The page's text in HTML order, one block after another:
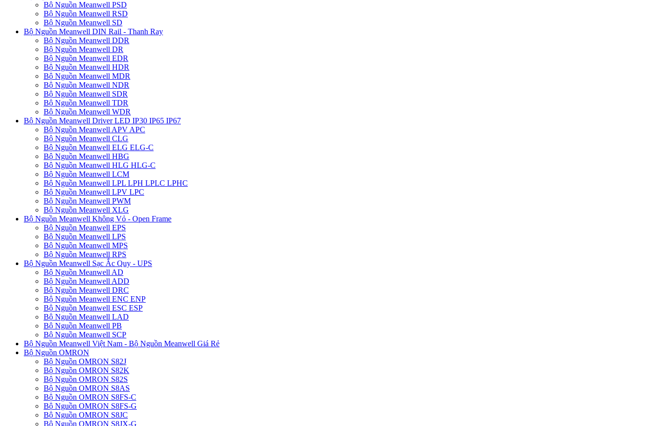
Bộ Nguồn Meanwell PSD
Bộ Nguồn Meanwell RSD
Bộ Nguồn Meanwell SD
Bộ Nguồn Meanwell DIN Rail - Thanh Ray
Bộ Nguồn Meanwell DDR
Bộ Nguồn Meanwell DR
Bộ Nguồn Meanwell EDR
Bộ Nguồn Meanwell HDR
Bộ Nguồn Meanwell MDR
Bộ Nguồn Meanwell NDR
Bộ Nguồn Meanwell SDR
Bộ Nguồn Meanwell TDR
Bộ Nguồn Meanwell WDR
Bộ Nguồn Meanwell Driver LED IP30 IP65 IP67
Bộ Nguồn Meanwell APV APC
Bộ Nguồn Meanwell CLG
Bộ Nguồn Meanwell ELG ELG-C
Bộ Nguồn Meanwell HBG
Bộ Nguồn Meanwell HLG HLG-C
Bộ Nguồn Meanwell LCM
Bộ Nguồn Meanwell LPL LPH LPLC LPHC
Bộ Nguồn Meanwell LPV LPC
Bộ Nguồn Meanwell PWM
Bộ Nguồn Meanwell XLG
Bộ Nguồn Meanwell Không Vỏ - Open Frame
Bộ Nguồn Meanwell EPS
Bộ Nguồn Meanwell LPS
Bộ Nguồn Meanwell MPS
Bộ Nguồn Meanwell RPS
Bộ Nguồn Meanwell Sạc Ắc Quy - UPS
Bộ Nguồn Meanwell AD
Bộ Nguồn Meanwell ADD
Bộ Nguồn Meanwell DRC
Bộ Nguồn Meanwell ENC ENP
Bộ Nguồn Meanwell ESC ESP
Bộ Nguồn Meanwell LAD
Bộ Nguồn Meanwell PB
Bộ Nguồn Meanwell SCP
Bộ Nguồn Meanwell Việt Nam - Bộ Nguồn Meanwell Giá Rẻ
Bộ Nguồn OMRON
Bộ Nguồn OMRON S82J
Bộ Nguồn OMRON S82K
Bộ Nguồn OMRON S82S
Bộ Nguồn OMRON S8AS
Bộ Nguồn OMRON S8FS-C
Bộ Nguồn OMRON S8FS-G
Bộ Nguồn OMRON S8JC
Bộ Nguồn OMRON S8JX-G